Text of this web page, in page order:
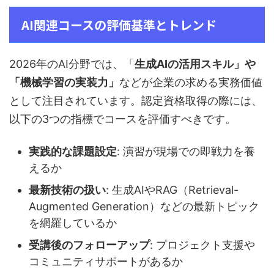
AI関連コースの評価基準とトレンド
2026年のAI分野では、「 生成AIの活用スキル」や
「機械学習の実装力」 などが企業の求める実務価値
として注目されています。認定資格取得の際には、
以下の3つの指標でコースを評価すべきです。
実践的な課題設定: 演習が現場での即戦力を養
えるか
最新技術の扱い: 生成AIやRAG（Retrieval-
Augmented Generation）などの最新トピック
を網羅しているか
受講後のフォローアップ: プロジェクト支援や
コミュニティサポートがあるか